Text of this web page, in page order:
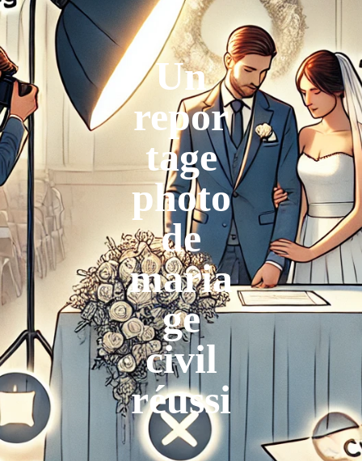
Un
repor
tage
photo
de
maria
ge
civil
réussi